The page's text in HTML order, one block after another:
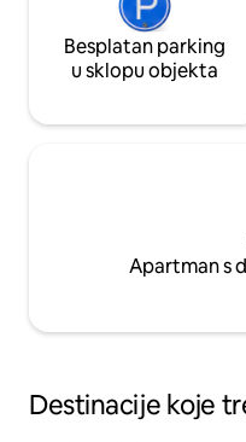
Besplatan parking
u sklopu objekta
Apartman s
Destinacije koje